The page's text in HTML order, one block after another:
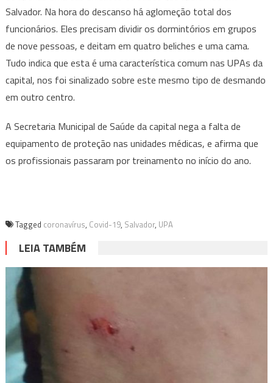
Salvador. Na hora do descanso há aglomeção total dos
funcionários. Eles precisam dividir os dormintórios em grupos
de nove pessoas, e deitam em quatro beliches e uma cama.
Tudo indica que esta é uma característica comum nas UPAs da
capital, nos foi sinalizado sobre este mesmo tipo de desmando
em outro centro.
A Secretaria Municipal de Saúde da capital nega a falta de
equipamento de proteção nas unidades médicas, e afirma que
os profissionais passaram por treinamento no início do ano.
Tagged coronavírus, Covid-19, Salvador, UPA
LEIA TAMBÉM